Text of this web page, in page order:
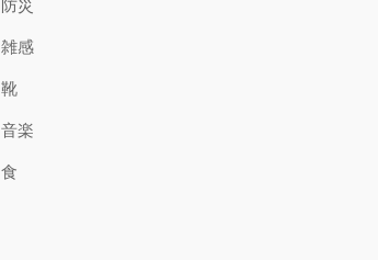
防災
雑感
靴
音楽
食